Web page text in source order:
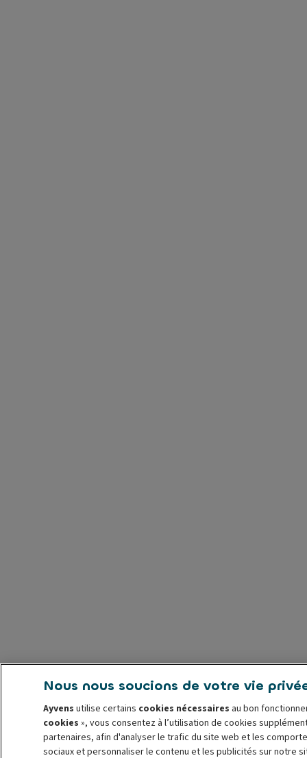
Nous nous soucions de votre vie
Ayvens utilise certains cookies nécessaires au bon
cookies », vous consentez à l’utilisation de cookies
partenaires, afin d'analyser le trafic du site web et les
sociaux et personnaliser le contenu et les publicités sur notre